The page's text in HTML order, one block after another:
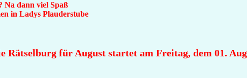
Na dann viel Spaß
in Ladys Plauderstube
Rätselburg für August startet am Freitag, dem 01.